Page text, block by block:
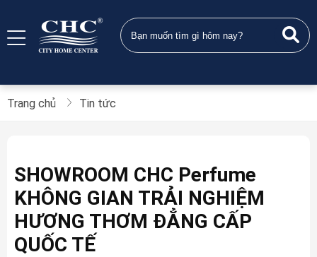
Trang chủ Tin tức
SHOWROOM CHC Perfume
KHÔNG GIAN TRẢI NGHIỆM
HƯƠNG THƠM ĐẲNG CẤP
QUỐC TẾ